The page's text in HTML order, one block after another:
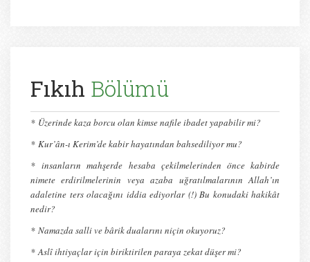
Fıkıh Bölümü
* Üzerinde kaza borcu olan kimse nafile ibadet yapabilir mi?
* Kur’ân-ı Kerim’de kabir hayatından bahsediliyor mu?
* insanların mahşerde hesaba çekilmelerinden önce kabirde
nimete erdirilmelerinin veya azaba uğratılmalarının Allah’ın
adaletine ters olacağını iddia ediyorlar (!) Bu konudaki hakikât
nedir?
* Namazda salli ve bârik dualarını niçin okuyoruz?
* Aslî ihtiyaçlar için biriktirilen paraya zekat düşer mi?